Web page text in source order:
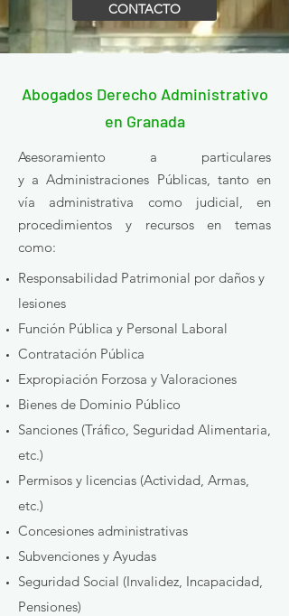
CONTACTO
Abogados Derecho Administrativo
en Granada
Asesoramiento a particulares
y a Administraciones Públicas, tanto en
vía administrativa como judicial, en
procedimientos y recursos en temas
como:
Responsabilidad Patrimonial por daños y
lesiones
Función Pública y Personal Laboral
Contratación Pública
Expropiación Forzosa y Valoraciones
Bienes de Dominio Público
Sanciones (Tráfico, Seguridad Alimentaria,
etc.)
Permisos y licencias (Actividad, Armas,
etc.)
Concesiones administrativas
Subvenciones y Ayudas
Seguridad Social (Invalidez, Incapacidad,
Pensiones)